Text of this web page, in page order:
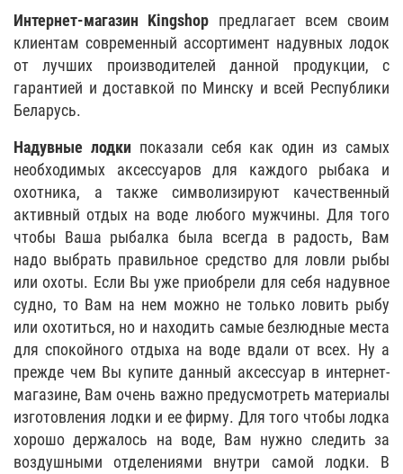
Интернет-магазин Kingshop предлагает всем своим
клиентам современный ассортимент надувных лодок
от лучших производителей данной продукции, с
гарантией и доставкой по Минску и всей Республики
Беларусь.
Надувные лодки показали себя как один из самых
необходимых аксессуаров для каждого рыбака и
охотника, а также символизируют качественный
активный отдых на воде любого мужчины. Для того
чтобы Ваша рыбалка была всегда в радость, Вам
надо выбрать правильное средство для ловли рыбы
или охоты. Если Вы уже приобрели для себя надувное
судно, то Вам на нем можно не только ловить рыбу
или охотиться, но и находить самые безлюдные места
для спокойного отдыха на воде вдали от всех. Ну а
прежде чем Вы купите данный аксессуар в интернет-
магазине, Вам очень важно предусмотреть материалы
изготовления лодки и ее фирму. Для того чтобы лодка
хорошо держалось на воде, Вам нужно следить за
воздушными отделениями внутри самой лодки. В